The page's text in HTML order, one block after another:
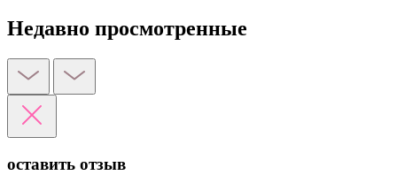
Недавно просмотренные
оставить отзыв